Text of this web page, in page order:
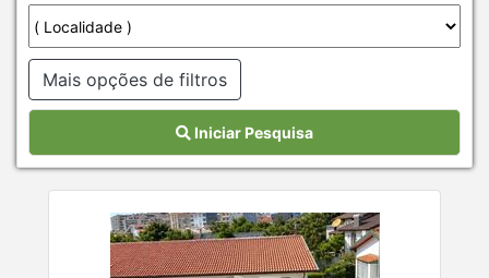
Mais opções de filtros
Iniciar Pesquisa